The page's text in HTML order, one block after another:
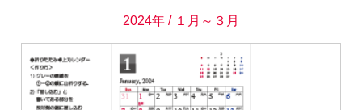
2024年 / １月～３月